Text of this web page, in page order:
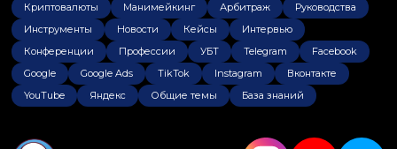
Криптовалюты Манимейкинг Арбитраж
Руководства
Инструменты
Новости Кейсы
Интервью
Конференции
Профессии УБТ Telegram
Facebook
Google
Google Ads TikTok Instagram
Вконтакте
YouTube
Яндекс Общие темы База знаний